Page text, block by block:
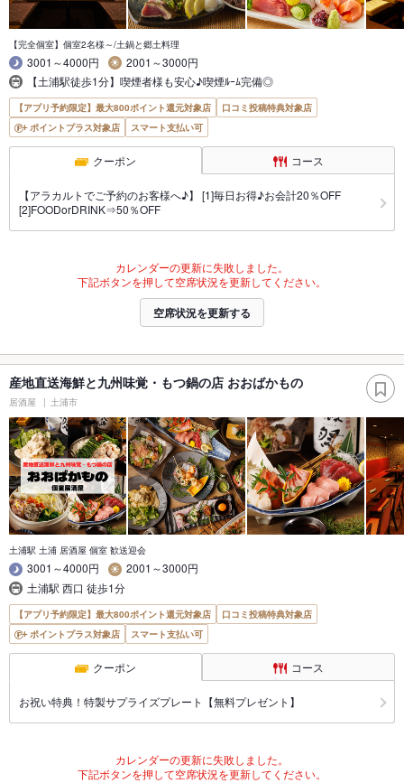
【完全個室】個室2名様～/土鍋と郷土料理
3001～4000円
2001～3000円
【土浦駅徒歩1分】喫煙者様も安心♪喫煙ﾙｰﾑ完備◎
【アプリ予約限定】最大800ポイント還元対象店
口コミ投稿特典対象店
ポイントプラス対象店
スマート支払い可
クーポン コース
【アラカルトでご予約のお客様へ♪】 [1]毎日お得♪お会計20％OFF
[2]FOODorDRINK⇒50％OFF
カレンダーの更新に失敗しました。
下記ボタンを押して空席状況を更新してください。
空席状況を更新する
産地直送海鮮と九州味覚・もつ鍋の店 おおばかもの
居酒屋 土浦市
土浦駅 土浦 居酒屋 個室 歓送迎会
3001～4000円
2001～3000円
土浦駅 西口 徒歩1分
【アプリ予約限定】最大800ポイント還元対象店
口コミ投稿特典対象店
ポイントプラス対象店
スマート支払い可
クーポン コース
お祝い特典！特製サプライズプレート【無料プレゼント】
カレンダーの更新に失敗しました。
下記ボタンを押して空席状況を更新してください。